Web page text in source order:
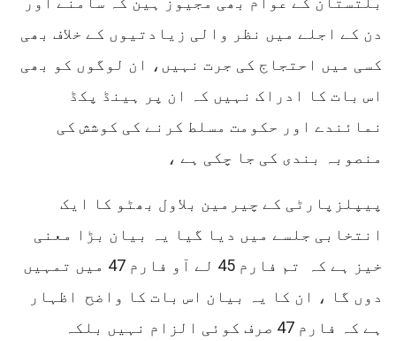
دن کے اجلے میں نظر والی زیادتیوں کے خلاف بھی
کسی میں احتجاج کی جرت نہیں، ان لوگوں کو بھی
اس بات کا ادراک نہیں کہ ان پر ہینڈ پکڈ
نمائندے اور حکومت مسلط کرنے کی کوشش کی
منصوبہ بندی کی جا چکی ہے ،
پیپلزپارٹی کے چیرمین بلاول بھٹو کا ایک
انتخابی جلسے میں دیا گیا یہ بیان بڑا معنی
خیز ہے کہ تم فارم 45 لے آو فارم 47 میں تمہیں
دوں گا ، ان کا یہ بیان اس بات کا واضح اظہار
ہے کہ فارم 47 صرف کوئی الزام نہیں بلکہ